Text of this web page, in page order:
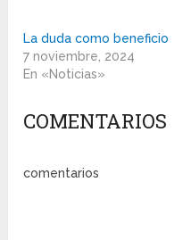
La duda como beneficio
7 noviembre, 2024
En «Noticias»
COMENTARIOS
comentarios